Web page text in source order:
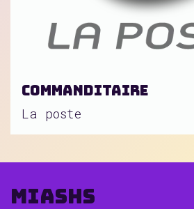
Commanditaire
La poste
MIASHS